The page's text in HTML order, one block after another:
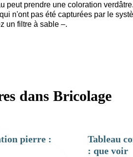
peut prendre une coloration
n'ont pas été capturées par le
un filtre à sable –.
dans Bricolage
pierre :
Tableau
: que voir